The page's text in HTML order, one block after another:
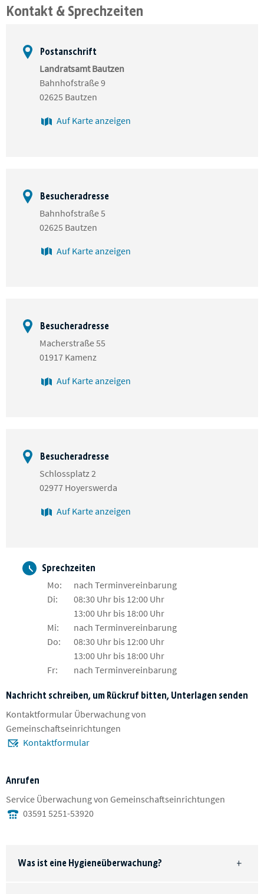
Kontakt & Sprechzeiten
Postanschrift
Landratsamt Bautzen
Bahnhofstraße 9
02625 Bautzen
Auf Karte anzeigen
Besucheradresse
Bahnhofstraße 5
02625 Bautzen
Auf Karte anzeigen
Besucheradresse
Macherstraße 55
01917 Kamenz
Auf Karte anzeigen
Besucheradresse
Schlossplatz 2
02977 Hoyerswerda
Auf Karte anzeigen
Sprechzeiten
Mo:
nach Terminvereinbarung
Di:
08:30 Uhr bis 12:00 Uhr
13:00 Uhr bis 18:00 Uhr
Mi:
nach Terminvereinbarung
Do:
08:30 Uhr bis 12:00 Uhr
13:00 Uhr bis 18:00 Uhr
Fr:
nach Terminvereinbarung
Nachricht schreiben, um Rückruf bitten, Unterlagen senden
Kontaktformular Überwachung von
Gemeinschaftseinrichtungen
Kontaktformular
Anrufen
Service Überwachung von Gemeinschaftseinrichtungen
03591 5251-53920
Was ist eine Hygieneüberwachung?